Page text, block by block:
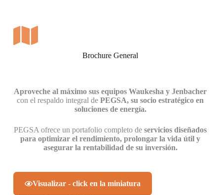
Brochure General
Aproveche al máximo sus equipos Waukesha y Jenbacher
con el respaldo integral dePEGSA, su socio estratégico en
soluciones de energía.
PEGSA ofrece un portafolio completo deservicios diseñados
para optimizar el rendimiento, prolongar la vida útil y
asegurar la rentabilidad de su inversión.
Visualizar - click en la miniatura